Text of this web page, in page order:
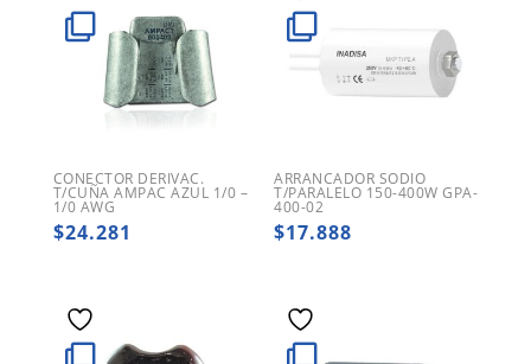
CONECTOR DERIVAC.
T/CUÑA AMPAC AZUL 1/0 –
1/0 AWG
$24.281
ARRANCADOR SODIO
T/PARALELO 150-400W GPA-
400-02
$17.888